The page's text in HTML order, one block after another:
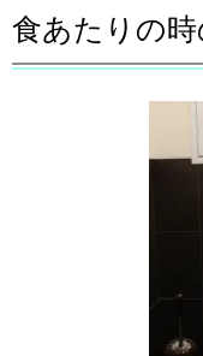
食あたりの